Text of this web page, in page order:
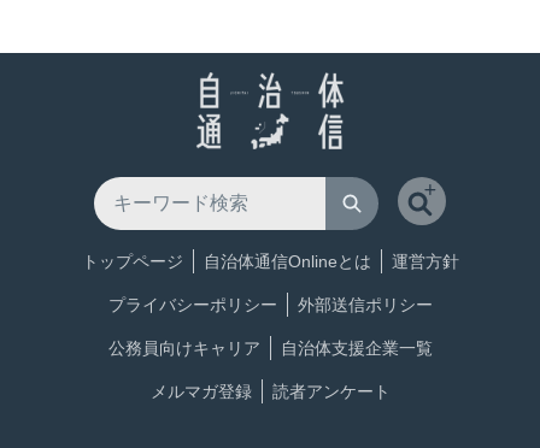
トップページ 自治体通信Onlineとは 運営方針
プライバシーポリシー 外部送信ポリシー
公務員向けキャリア 自治体支援企業一覧
メルマガ登録 読者アンケート